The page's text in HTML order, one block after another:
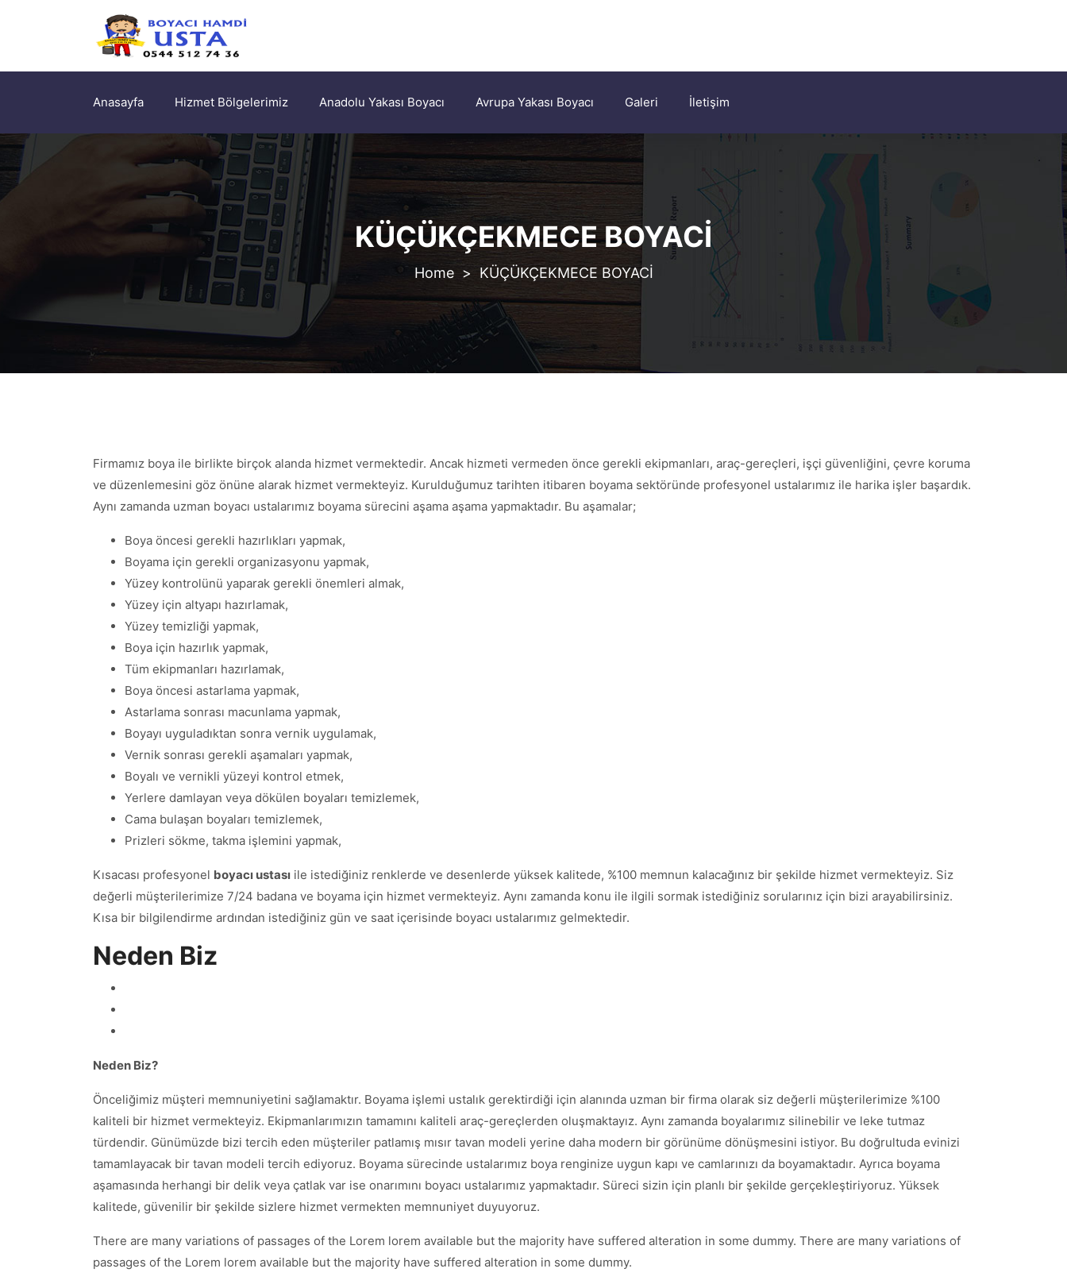
Anasayfa Hizmet Bölgelerimiz Anadolu Yakası Boyacı Avrupa Yakası Boyacı Galeri İletişim
KÜÇÜKÇEKMECE BOYACİ
> KÜÇÜKÇEKMECE BOYACİ
Firmamız boya ile birlikte birçok alanda hizmet vermektedir. Ancak hizmeti vermeden önce gerekli ekipmanları, araç-gereçleri, işçi güvenliğini, çevre koruma
ve düzenlemesini göz önüne alarak hizmet vermekteyiz. Kurulduğumuz tarihten itibaren boyama sektöründe profesyonel ustalarımız ile harika işler başardık.
Aynı zamanda uzman boyacı ustalarımız boyama sürecini aşama aşama yapmaktadır. Bu aşamalar;
Boya öncesi gerekli hazırlıkları yapmak,
Boyama için gerekli organizasyonu yapmak,
Yüzey kontrolünü yaparak gerekli önemleri almak,
Yüzey için altyapı hazırlamak,
Yüzey temizliği yapmak,
Boya için hazırlık yapmak,
Tüm ekipmanları hazırlamak,
Boya öncesi astarlama yapmak,
Astarlama sonrası macunlama yapmak,
Boyayı uyguladıktan sonra vernik uygulamak,
Vernik sonrası gerekli aşamaları yapmak,
Boyalı ve vernikli yüzeyi kontrol etmek,
Yerlere damlayan veya dökülen boyaları temizlemek,
Cama bulaşan boyaları temizlemek,
Prizleri sökme, takma işlemini yapmak,
Kısacası profesyonel boyacı ustası ile istediğiniz renklerde ve desenlerde yüksek kalitede, %100 memnun kalacağınız bir şekilde hizmet vermekteyiz. Siz
değerli müşterilerimize 7/24 badana ve boyama için hizmet vermekteyiz. Aynı zamanda konu ile ilgili sormak istediğiniz sorularınız için bizi arayabilirsiniz.
Kısa bir bilgilendirme ardından istediğiniz gün ve saat içerisinde boyacı ustalarımız gelmektedir.
Neden Biz
Neden Biz?
Önceliğimiz müşteri memnuniyetini sağlamaktır. Boyama işlemi ustalık gerektirdiği için alanında uzman bir firma olarak siz değerli müşterilerimize %100
kaliteli bir hizmet vermekteyiz. Ekipmanlarımızın tamamını kaliteli araç-gereçlerden oluşmaktayız. Aynı zamanda boyalarımız silinebilir ve leke tutmaz
türdendir. Günümüzde bizi tercih eden müşteriler patlamış mısır tavan modeli yerine daha modern bir görünüme dönüşmesini istiyor. Bu doğrultuda evinizi
tamamlayacak bir tavan modeli tercih ediyoruz. Boyama sürecinde ustalarımız boya renginize uygun kapı ve camlarınızı da boyamaktadır. Ayrıca boyama
aşamasında herhangi bir delik veya çatlak var ise onarımını boyacı ustalarımız yapmaktadır. Süreci sizin için planlı bir şekilde gerçekleştiriyoruz. Yüksek
kalitede, güvenilir bir şekilde sizlere hizmet vermekten memnuniyet duyuyoruz.
There are many variations of passages of the Lorem lorem available but the majority have suffered alteration in some dummy. There are many variations of
passages of the Lorem lorem available but the majority have suffered alteration in some dummy.